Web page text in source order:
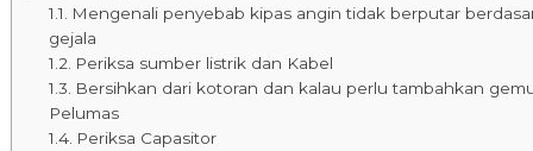
Mengenali penyebab kipas angin tidak berputar
gejala
Periksa sumber listrik dan Kabel
Bersihkan dari kotoran dan kalau perlu tambahkan
Pelumas
Periksa Capasitor